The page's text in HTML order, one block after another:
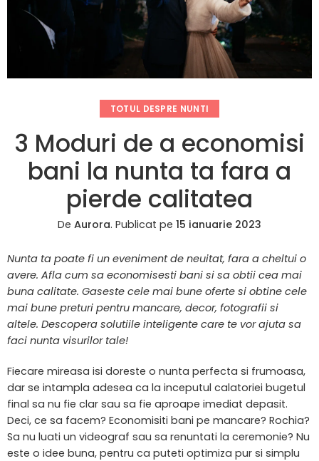
TOTUL DESPRE NUNTI
3 Moduri de a economisi
bani la nunta ta fara a
pierde calitatea
De Aurora. Publicat pe 15 ianuarie 2023
Nunta ta poate fi un eveniment de neuitat, fara a cheltui o
avere. Afla cum sa economisesti bani si sa obtii cea mai
buna calitate. Gaseste cele mai bune oferte si obtine cele
mai bune preturi pentru mancare, decor, fotografii si
altele. Descopera solutiile inteligente care te vor ajuta sa
faci nunta visurilor tale!
Fiecare mireasa isi doreste o nunta perfecta si frumoasa,
dar se intampla adesea ca la inceputul calatoriei bugetul
final sa nu fie clar sau sa fie aproape imediat depasit.
Deci, ce sa facem? Economisiti bani pe mancare? Rochia?
Sa nu luati un videograf sau sa renuntati la ceremonie? Nu
este o idee buna, pentru ca puteti optimiza pur si simplu